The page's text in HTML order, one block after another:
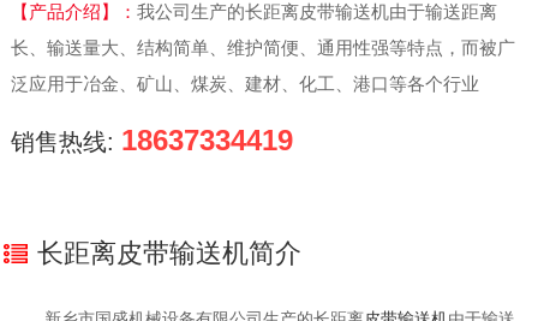
【产品介绍】： 我公司生产的长距离皮带输送机由于输送距离
长、输送量大、结构简单、维护简便、通用性强等特点，而被广
泛应用于冶金、矿山、煤炭、建材、化工、港口等各个行业
销售热线: 18637334419
长距离皮带输送机简介